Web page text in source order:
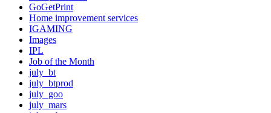
GoGetPrint
Home improvement services
IGAMING
Images
IPL
Job of the Month
july_bt
july_btprod
july_goo
july_mars